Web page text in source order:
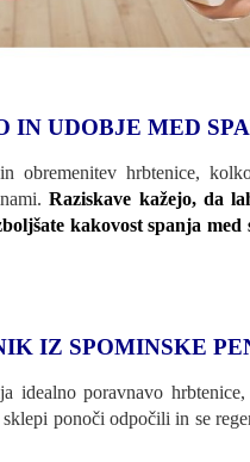
IN UDOBJE MED
obremenitev hrbtenice,
Raziskave kažejo, da
kakovost spanja med
IZ SPOMINSKE
idealno poravnavo
ponoči odpočili in se